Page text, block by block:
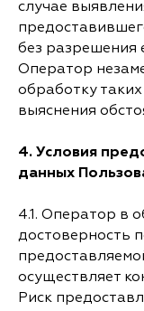
случае
без разрешения
Оператор
обработку
выяснения
4. Условия
данных
4.1. Оператор в
достоверность
осуществляет
Риск